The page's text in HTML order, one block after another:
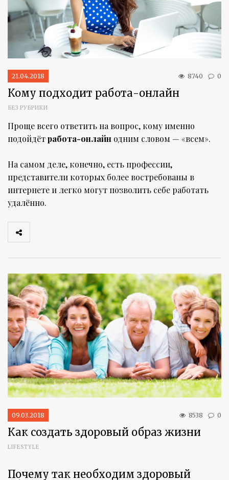
21.04.2018 8740 0
Кому подходит работа-онлайн
БЕЗ РУБРИКИ
Проще всего ответить на вопрос, кому именно
подойдётработа-онлайн одним словом — «всем».
На самом деле, конечно, есть профессии,
представители которых более востребованы в
интернете и легко могут позволить себе работать
удалённо.
09.03.2018 8538 0
Как создать здоровый образ жизни
LIFESTYLE
Почему так необходим здоровый